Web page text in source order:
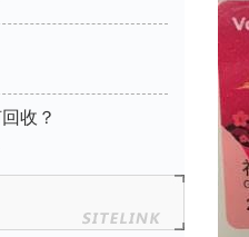
收？